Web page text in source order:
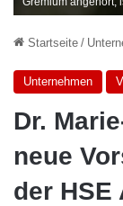
Startseite /
Unternehmen
Dr.
neue
der HSE